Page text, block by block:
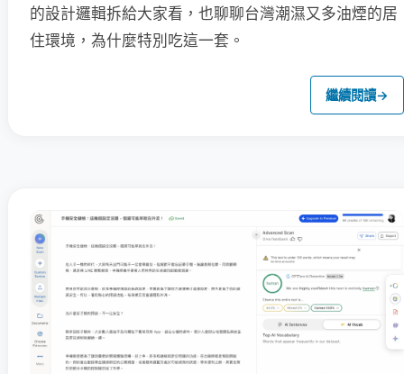
的設計邏輯拆給大家看，也聊聊台灣潮濕又多油煙的居
住環境，為什麼特別吃這一套。
繼續閱讀→